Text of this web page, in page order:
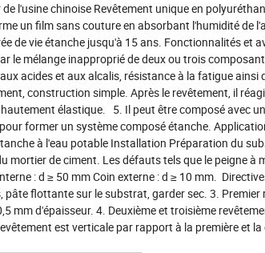
l'usine chinoise Revêtement unique en
un film sans couture en absorbant l'humidité de
de vie étanche jusqu'à 15 ans. Fonctionnalités et
le mélange inapproprié de deux ou trois
acides et aux alcalis, résistance à la fatigue
construction simple. Après le revêtement, il
élastique. 5. Il peut être composé avec
former un système composé étanche.
à l'eau potable Installation Préparation du
mortier de ciment. Les défauts tels que le peigne
: d ≥ 50 mm Coin externe : d ≥ 10 mm.
flottante sur le substrat, garder sec. 3.
mm d'épaisseur. 4. Deuxième et troisième
est verticale par rapport à la première et